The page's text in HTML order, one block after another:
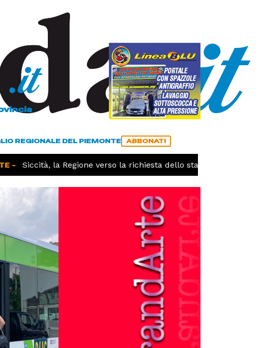
REGIONALE DEL PIEMONTE ABBONATI
Siccità, la Regione verso la richiesta dello stato di calamità